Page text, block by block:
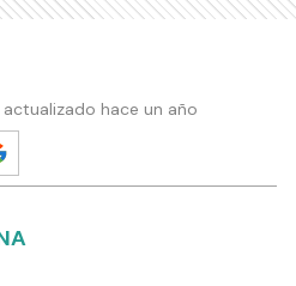
hace un año